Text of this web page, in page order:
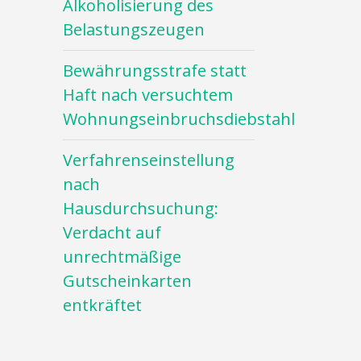
Alkoholisierung des
Belastungszeugen
Bewährungsstrafe statt
Haft nach versuchtem
Wohnungseinbruchsdiebstahl
Verfahrenseinstellung
nach
Hausdurchsuchung:
Verdacht auf
unrechtmäßige
Gutscheinkarten
entkräftet